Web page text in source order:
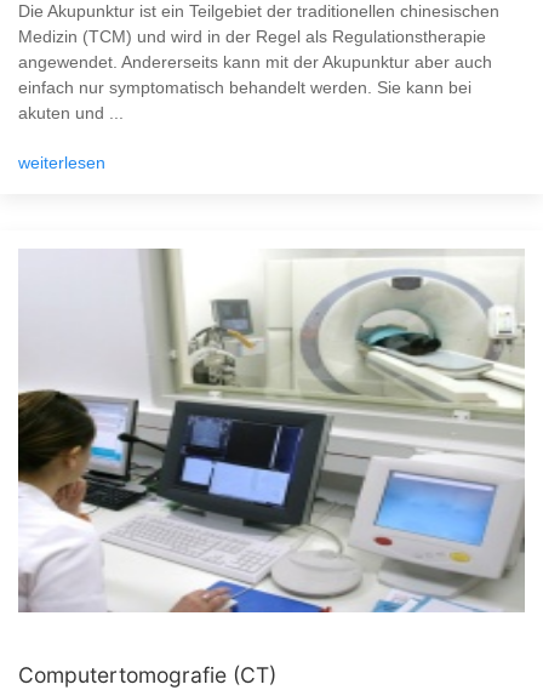
Die Akupunktur ist ein Teilgebiet der traditionellen chinesischen
Medizin (TCM) und wird in der Regel als Regulationstherapie
angewendet. Andererseits kann mit der Akupunktur aber auch
einfach nur symptomatisch behandelt werden. Sie kann bei
akuten und ...
weiterlesen
Computertomografie (CT)